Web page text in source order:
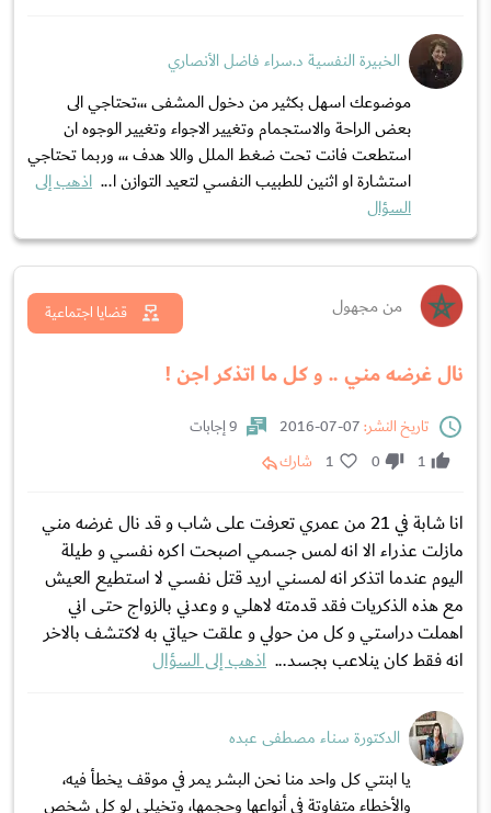
الخبيرة النفسية د.سراء فاضل الأنصاري
موضوعك اسهل بكثير من دخول المشفى ،،،تحتاجي الى
بعض الراحة والاستجمام وتغيير الاجواء وتغيير الوجوه ان
استطعت فانت تحت ضغط الملل واللا هدف ،،، وربما تحتاجي
استشارة او اثنين للطبيب النفسي لتعيد التوازن ا... اذهب إلى
السؤال
من مجهول
نال غرضه مني .. و كل ما اتذكر اجن !
قضايا اجتماعية
تاريخ النشر:
9 إجابات
1
0
1 شارك
انا شابة في 21 من عمري تعرفت على شاب و قد نال غرضه مني
مازلت عذراء الا انه لمس جسمي اصبحت اكره نفسي و طيلة
اليوم عندما اتذكر انه لمسني اريد قتل نفسي لا استطيع العيش
مع هذه الذكريات فقد قدمته لاهلي و وعدني بالزواج حتى اني
اهملت دراستي و كل من حولي و علقت حياتي به لاكتشف بالاخر
انه فقط كان ينلاعب بجسد... اذهب إلى السؤال
الدكتورة سناء مصطفى عبده
يا ابنتي كل واحد منا نحن البشر يمر في موقف يخطأ فيه،
والأخطاء متفاوتة في أنواعها وحجمها، وتخيلي لو كل شخص